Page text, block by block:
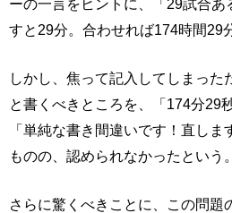
ーの一言をヒントに、「29試合あ
すと29分。合わせれば174時間29
しかし、焦って記入してしまった
と書くべきところを、「174分29
「単純な書き間違いです！直し
ものの、認められなかったという。
さらに驚くべきことに、この問題